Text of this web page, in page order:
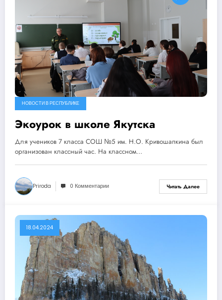
НОВОСТИ В РЕСПУБЛИКЕ
Экоурок в школе Якутска
Для учеников 7 класса СОШ №5 им. Н.О. Кривошапкина был
организован классный час. На классном…
Priroda 0 Комментарии Читать Далее
18.04.2024